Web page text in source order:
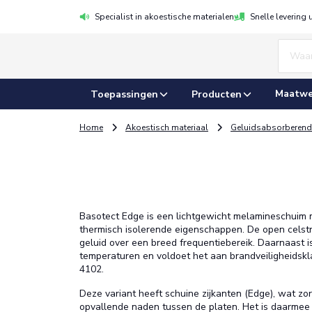
Specialist in akoestische materialen Snelle levering
Toepassingen Producten
Home Akoestisch materiaal
Basotect Edge is een lichtgewicht
thermisch isolerende eigenschappen. De open
geluid over een breed frequentiebereik. Daarnaast
temperaturen en voldoet het aan
4102.
Deze variant heeft schuine zijkanten (Edge), wat
opvallende naden tussen de platen. Het is